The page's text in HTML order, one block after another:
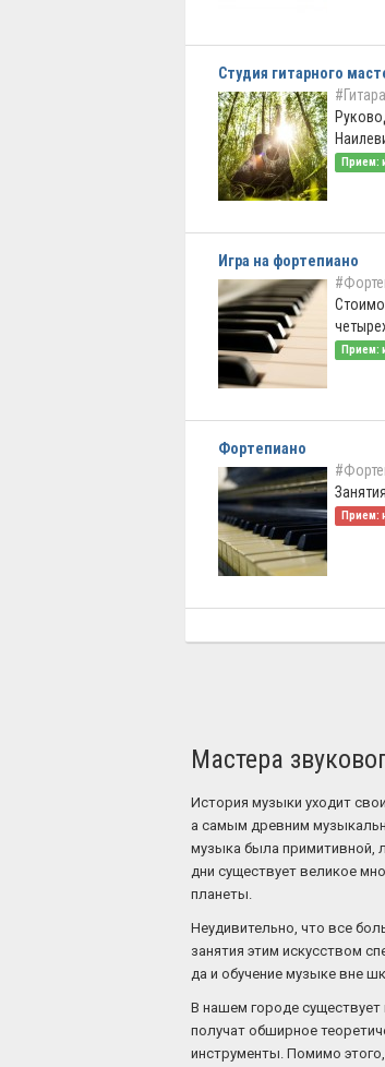
Студия гитарного
#Гитара
Прием:
Игра на фортепиано
Прием:
Фортепиано
Прием:
Мастера
История музыки уходит
а самым древним
музыка была примитивной,
дни существует великое
планеты.
Неудивительно, что все
занятия этим искусством
да и обучение музыке вне
В нашем городе существует
получат обширное
инструменты. Помимо